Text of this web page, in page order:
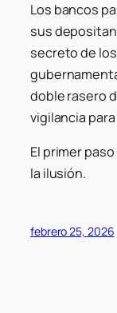
Los bancos
sus
secreto de
doble rasero
vigilancia
El primer
la ilusión.
febrero 25, 2026